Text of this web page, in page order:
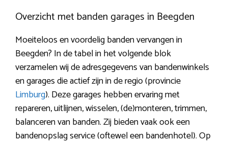
Overzicht met banden garages in Beegden
Moeiteloos en voordelig banden vervangen in
Beegden? In de tabel in het volgende blok
verzamelen wij de adresgegevens van bandenwinkels
en garages die actief zijn in de regio (provincie
Limburg). Deze garages hebben ervaring met
repareren, uitlijnen, wisselen, (de)monteren, trimmen,
balanceren van banden. Zij bieden vaak ook een
bandenopslag service (oftewel een bandenhotel). Op